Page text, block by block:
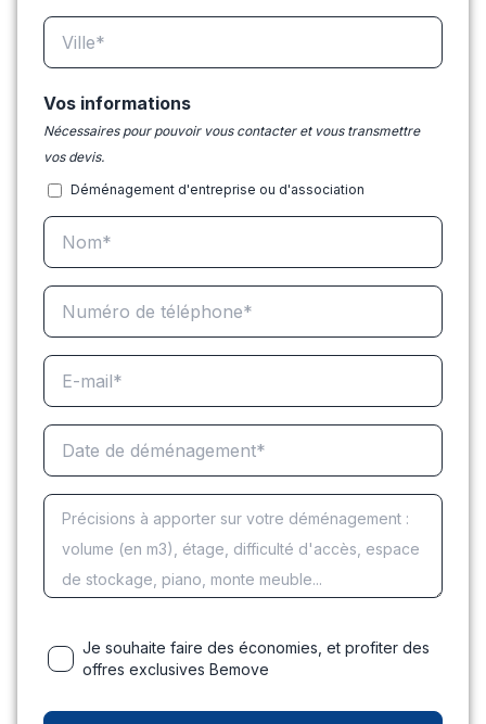
Vos informations
Nécessaires pour pouvoir vous contacter et vous transmettre
vos devis.
Déménagement d'entreprise ou d'association
Je souhaite faire des économies, et profiter des
offres exclusives Bemove